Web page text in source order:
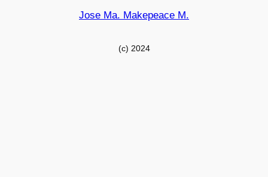
Jose Ma. Makepeace M.
(c) 2024